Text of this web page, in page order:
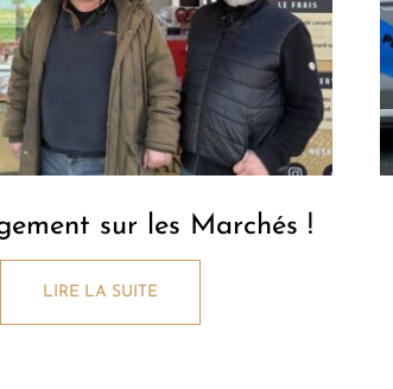
sur les Marchés !
LIRE LA SUITE